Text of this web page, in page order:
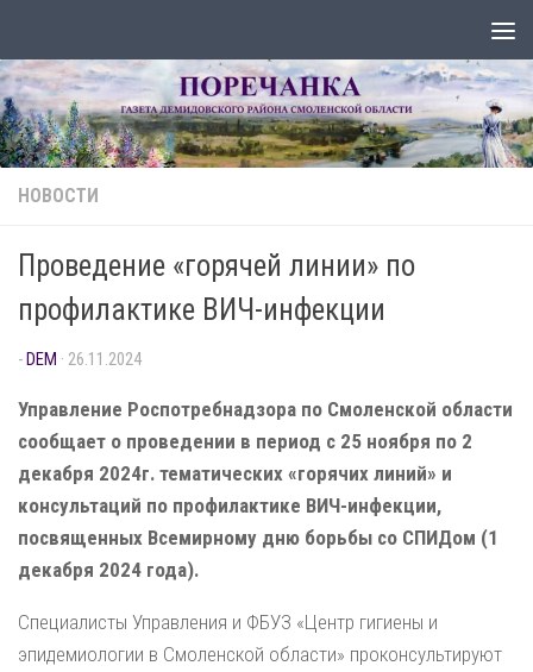
НОВОСТИ
Проведение «горячей линии» по
профилактике ВИЧ-инфекции
-DEM · 26.11.2024
Управление Роспотребнадзора по Смоленской области
сообщает о проведении в период с 25 ноября по 2
декабря 2024г. тематических «горячих линий» и
консультаций по профилактике ВИЧ-инфекции,
посвященных Всемирному дню борьбы со СПИДом (1
декабря 2024 года).
Специалисты Управления и ФБУЗ «Центр гигиены и
эпидемиологии в Смоленской области» проконсультируют